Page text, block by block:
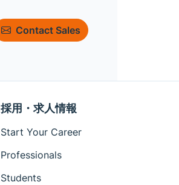
Contact Sales
採用・求人情報
Start Your Career
Professionals
Students